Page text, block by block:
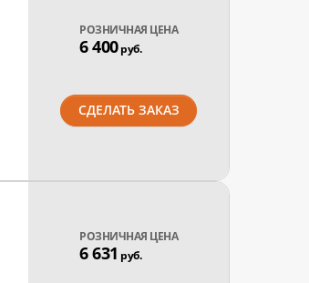
РОЗНИЧНАЯ ЦЕНА
6 400руб.
СДЕЛАТЬ ЗАКАЗ
РОЗНИЧНАЯ ЦЕНА
6 631 руб.